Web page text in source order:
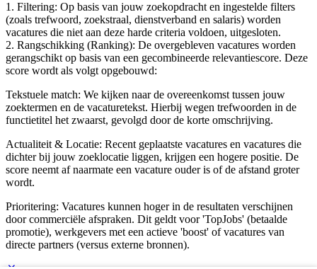
1. Filtering: Op basis van jouw zoekopdracht en ingestelde filters
(zoals trefwoord, zoekstraal, dienstverband en salaris) worden
vacatures die niet aan deze harde criteria voldoen, uitgesloten.
2. Rangschikking (Ranking): De overgebleven vacatures worden
gerangschikt op basis van een gecombineerde relevantiescore. Deze
score wordt als volgt opgebouwd:
Tekstuele match: We kijken naar de overeenkomst tussen jouw
zoektermen en de vacaturetekst. Hierbij wegen trefwoorden in de
functietitel het zwaarst, gevolgd door de korte omschrijving.
Actualiteit & Locatie: Recent geplaatste vacatures en vacatures die
dichter bij jouw zoeklocatie liggen, krijgen een hogere positie. De
score neemt af naarmate een vacature ouder is of de afstand groter
wordt.
Prioritering: Vacatures kunnen hoger in de resultaten verschijnen
door commerciële afspraken. Dit geldt voor 'TopJobs' (betaalde
promotie), werkgevers met een actieve 'boost' of vacatures van
directe partners (versus externe bronnen).